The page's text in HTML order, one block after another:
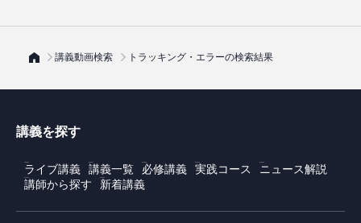
講義動画検索 トラッキング・エラーの検索結果
講義を探す
ライブ講義 講義一覧 必修講義 実践コース
ニュース解説
講師から探す
新着講義